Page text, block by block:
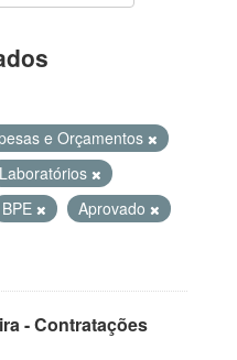
e Orçamentos
Laboratórios
BPE
Aprovado
- Contratações